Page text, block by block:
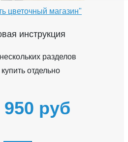
цветочный магазин"
инструкция
разделов
отдельно
950 руб